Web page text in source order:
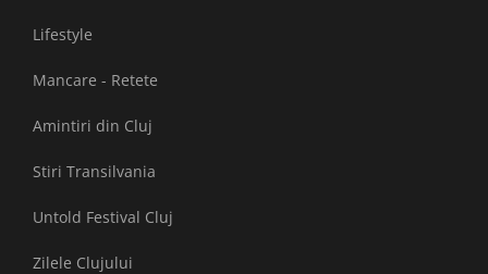
Lifestyle
Mancare - Retete
Amintiri din Cluj
Stiri Transilvania
Untold Festival Cluj
Zilele Clujului